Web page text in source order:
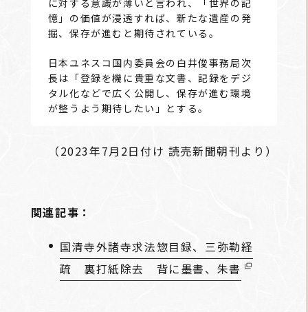
憶」の価値が浸透すれば、新たな遺産の発
掘、保存が進むと期待されている。
日本ユネスコ国内委員会の白井俊事務局次
長は「登録を機に貴重な文書、記録をデジ
タル化などで広く公開し、保存が進む環境
が整うよう期待したい」とする。
（2023年7月2日付け 読売新聞朝刊より）
関連記事：
国清寺外諸寺求法惣目録、三弥勒経
疏 裏打紙除去 背に墨書、朱書